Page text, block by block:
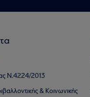
Ν.4224/2013
& Κοινωνικής